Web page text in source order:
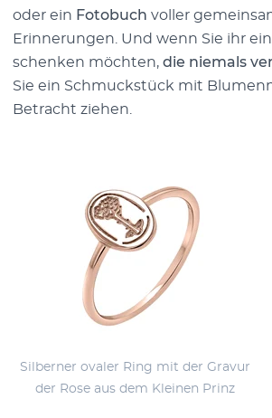
oder ein Fotobuch voller
Erinnerungen. Und wenn Sie ihr
schenken möchten, die niemals
Sie ein Schmuckstück mit
Betracht ziehen.
Silberner ovaler Ring mit der Gravur
der Rose aus dem Kleinen Prinz